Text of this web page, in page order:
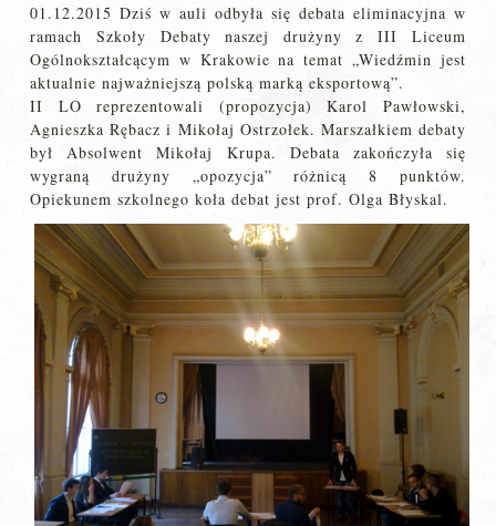
01.12.2015 Dziś w auli odbyła się debata eliminacyjna w
ramach Szkoły Debaty naszej drużyny z III Liceum
Ogólnokształcącym w Krakowie na temat „Wiedźmin jest
aktualnie najważniejszą polską marką eksportową”.
II LO reprezentowali (propozycja) Karol Pawłowski,
Agnieszka Rębacz i Mikołaj Ostrzołek. Marszałkiem debaty
był Absolwent Mikołaj Krupa. Debata zakończyła się
wygraną drużyny „opozycja” różnicą 8 punktów.
Opiekunem szkolnego koła debat jest prof. Olga Błyskal.